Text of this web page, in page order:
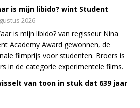
is mijn libido? wint Student
2026
is mijn libido? van regisseur Nina
Academy Award gewonnen, de
filmprijs voor studenten. Broers is
in de categorie experimentele films.
van toon in stuk dat 639 jaar